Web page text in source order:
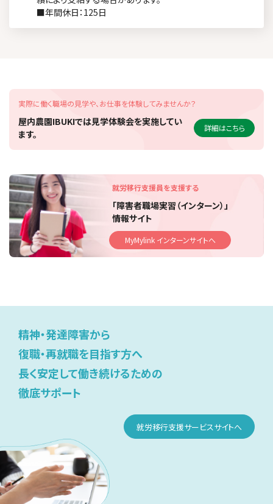
■年間休日：125日
実際に働く職場の見学や、お仕事を体験してみませんか？
屋内農園IBUKIでは見学体験会を実施してい
ます。
詳細はこちら
就労移行支援員を支援する
「障害者職場実習（インターン）」
情報サイト
MyMylink インターンサイトへ
精神・発達障害から
復職・再就職を目指す方へ
長く安定して働き続けるための
徹底サポート
就労移行支援サービスサイトへ